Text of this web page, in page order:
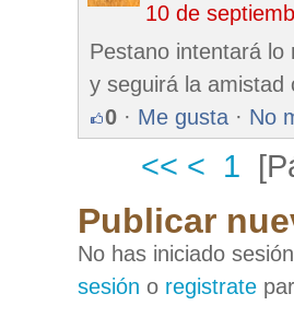
10 de
Pestano intentará lo
y seguirá la amistad
0 · Me gusta · No
<< < 1
Publicar
No has iniciado
sesión o registrate